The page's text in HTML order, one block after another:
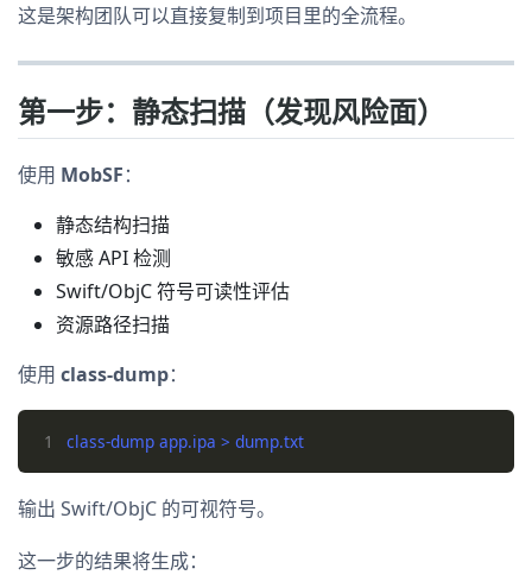
这是架构团队可以直接复制到项目里的全流程。
第一步：静态扫描（发现风险面）
使用 MobSF：
静态结构扫描
敏感 API 检测
Swift/ObjC 符号可读性评估
资源路径扫描
使用 class-dump：
1
输出 Swift/ObjC 的可视符号。
这一步的结果将生成：